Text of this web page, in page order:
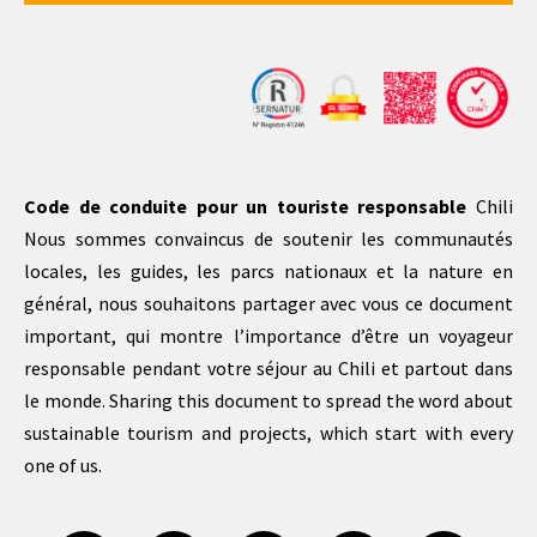
Code de conduite pour un touriste responsable Chili
Nous sommes convaincus de soutenir les communautés
locales, les guides, les parcs nationaux et la nature en
général, nous souhaitons partager avec vous ce document
important, qui montre l’importance d’être un voyageur
responsable pendant votre séjour au Chili et partout dans
le monde. Sharing this document to spread the word about
sustainable tourism and projects, which start with every
one of us.